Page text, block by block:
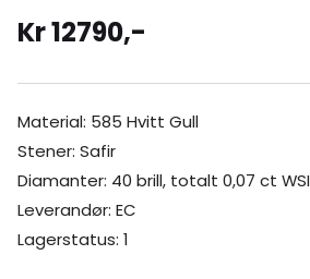
Kr12790,-
Material: 585 Hvitt Gull
Stener: Safir
Diamanter: 40 brill, totalt 0,07 ct WSI
Leverandør: EC
Lagerstatus: 1